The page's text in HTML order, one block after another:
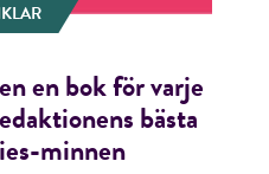
en bok för varje
bästa
minnen